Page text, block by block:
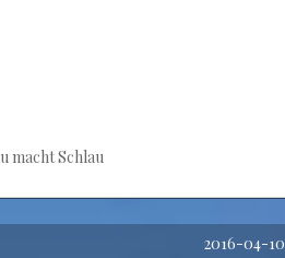
macht Schlau
2016-04-10